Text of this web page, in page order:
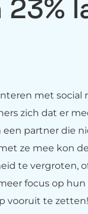
met social
zich dat er
partner die
ze mee kon
te vergroten,
focus op
vooruit te zetten!